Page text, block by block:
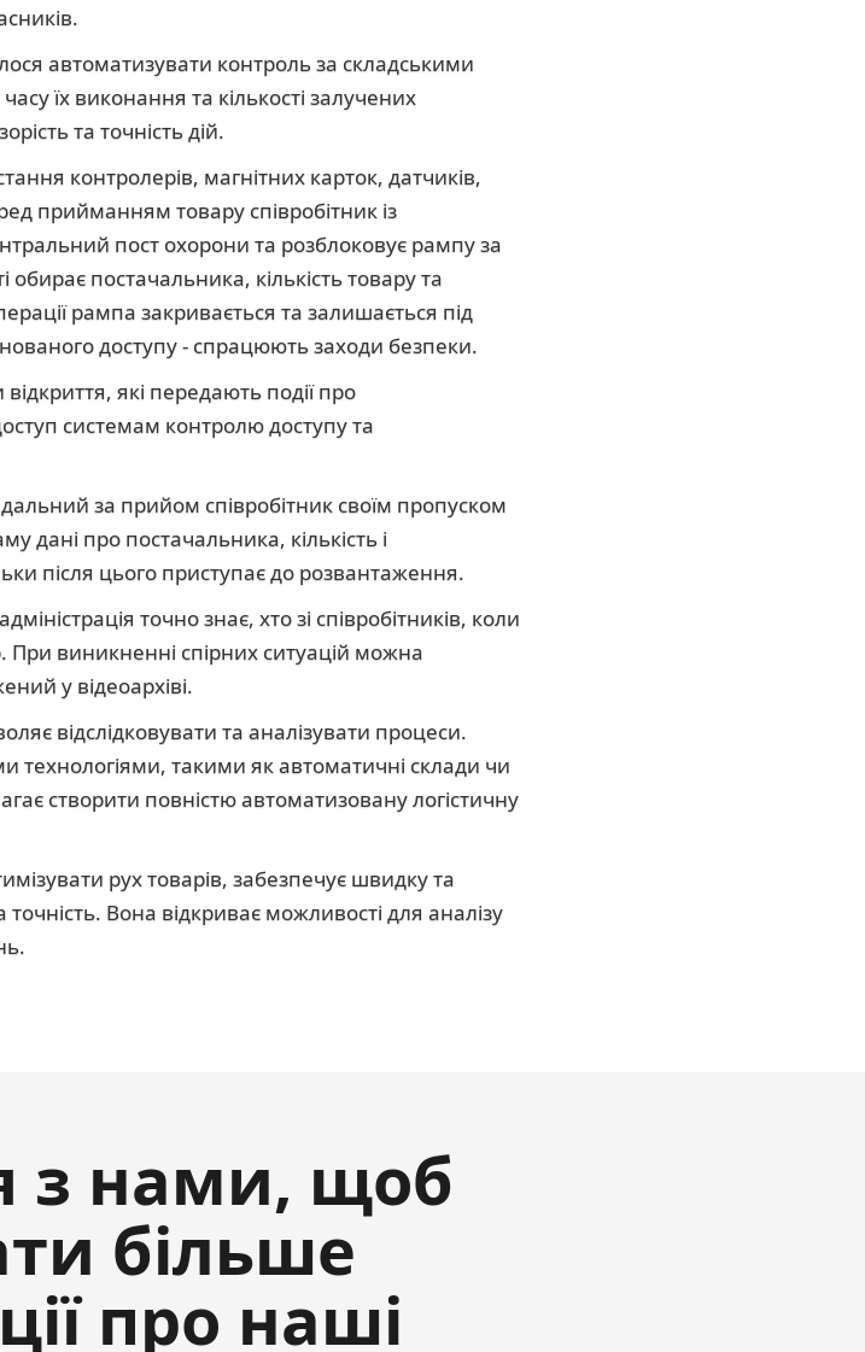
автоматизувати контроль за складськими
їх виконання та кількості залучених
та точність дій.
контролерів, магнітних карток, датчиків,
прийманням товару співробітник із
пост охорони та розблоковує рампу за
постачальника, кількість товару та
рампа закривається та залишається під
доступу - спрацюють заходи безпеки.
які передають події про
системам контролю доступу та
за прийом співробітник своїм пропуском
дані про постачальника, кількість і
після цього приступає до розвантаження.
точно знає, хто зі співробітників, коли
При виникненні спірних ситуацій можна
у відеоархіві.
відслідковувати та аналізувати процеси.
технологіями, такими як автоматичні склади чи
створити повністю автоматизовану логістичну
рух товарів, забезпечує швидку та
Вона відкриває можливості для аналізу
з нами, щоб
більше
про наші